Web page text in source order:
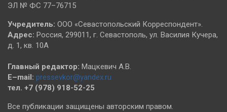
ЭЛ № ФС 77–76715
Учредитель: ООО «Севастопольский Корреспондент».
Адрес: Россия, 299011, г. Севастополь, ул. Василия Кучера,
д. 1, кв. 10А
Главный редактор: Мацкевич А.В.
E–mail: pressevkor@yandex.ru
тел. +7 (978) 918-52-25
Все публикации защищены авторским правом.